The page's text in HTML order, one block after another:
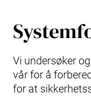
Vi undersøker
vår for å
for at